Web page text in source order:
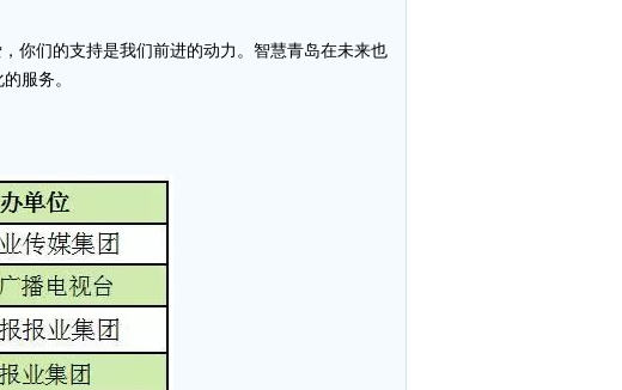
你们的支持是我们前进的动力。智慧青岛在未来也
服务。